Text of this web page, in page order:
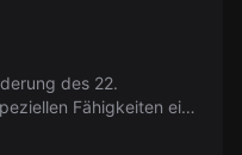
des 22.
Fähigkeiten ein,